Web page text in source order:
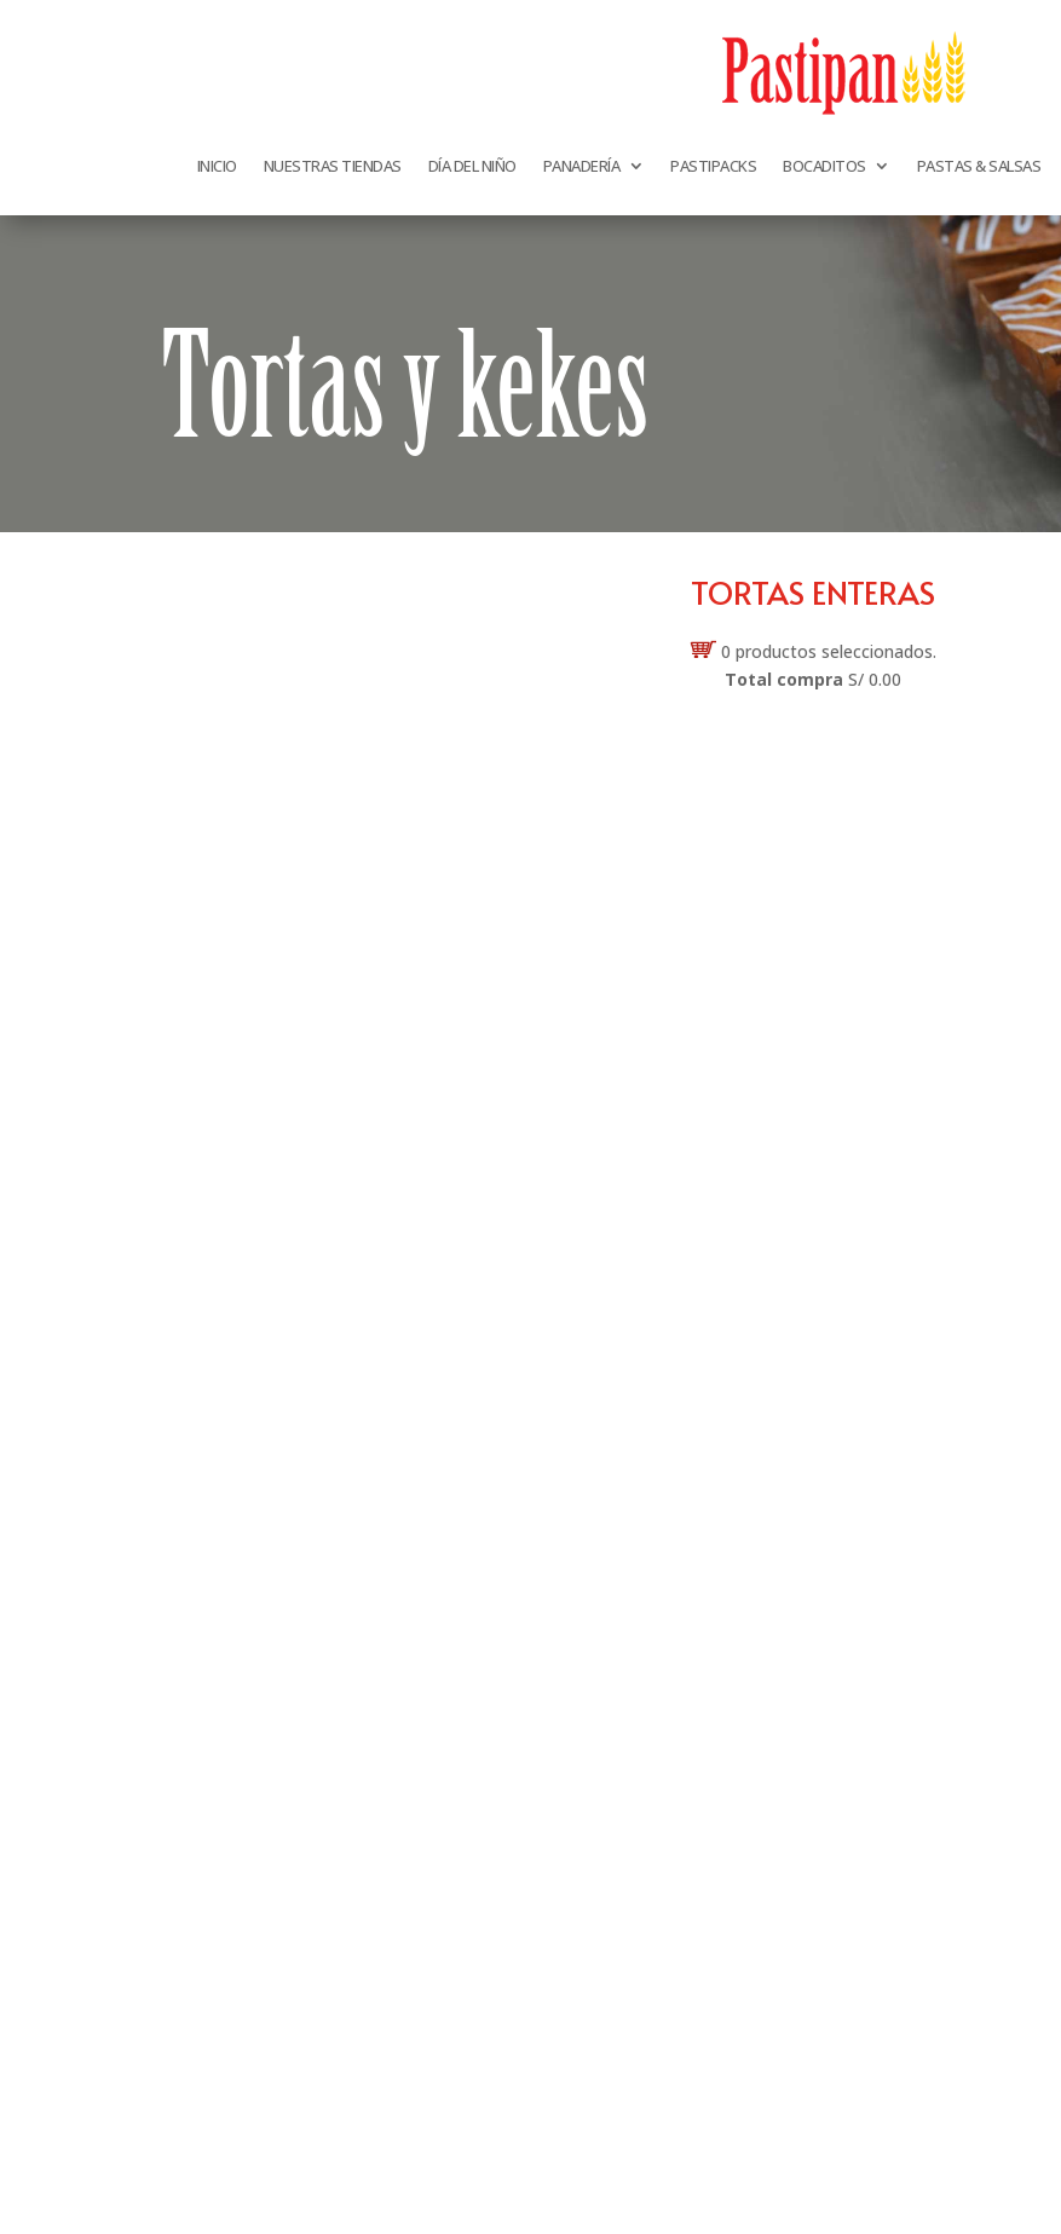
INICIO NUESTRAS TIENDAS DÍA DEL NIÑO PANADERÍA PASTIPACKS BOCADITOS PASTAS & SALSAS
Tortas y kekes
TORTAS ENTERAS
0 productos seleccionados.
Total compra S/ 0.00